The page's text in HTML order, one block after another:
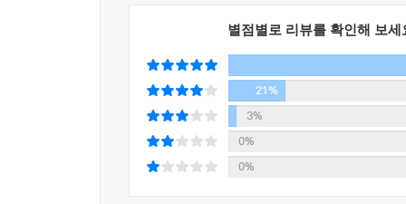
별점별로 리뷰를 확인해 보세
21%
3%
0%
0%